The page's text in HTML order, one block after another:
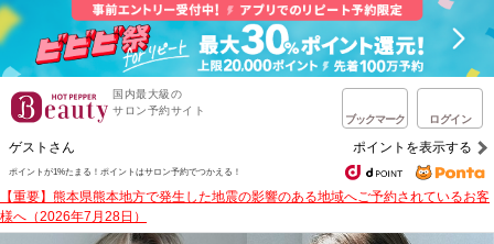
国内最大級の
サロン予約サイト
ブックマーク ログイン
ゲストさん ポイントを表示する
ポイントが1%たまる！ ポイントはサロン予約でつかえる！
【重要】熊本県熊本地方で発生した地震の影響のある地域へご予約されているお客
様へ（2026年7月28日）